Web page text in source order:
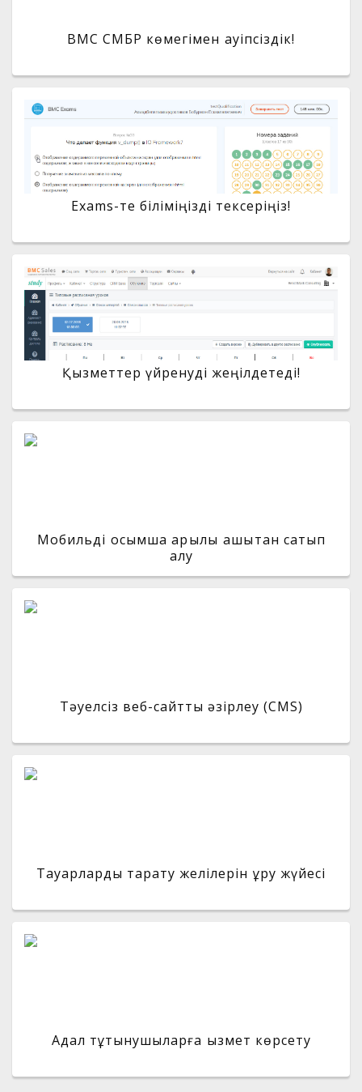
BMC СМБР көмегімен қауіпсіздік!
Exams-те біліміңізді тексеріңіз!
Қызметтер үйренуді жеңілдетеді!
Мобильді қосымша арқылы қашықтан сатып
алу
Тәуелсіз веб-сайтты әзірлеу (CMS)
Тауарларды тарату желілерін құру жүйесі
Адал тұтынушыларға қызмет көрсету